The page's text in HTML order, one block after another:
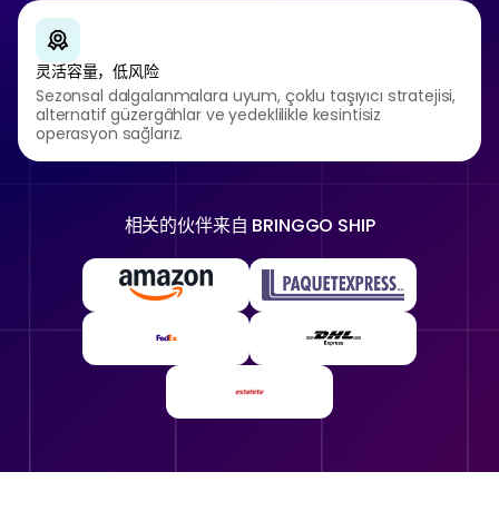
灵活容量，低风险
Sezonsal dalgalanmalara uyum, çoklu taşıyıcı stratejisi,
alternatif güzergâhlar ve yedeklilikle kesintisiz
operasyon sağlarız.
相关的伙伴来自 BRINGGO SHIP